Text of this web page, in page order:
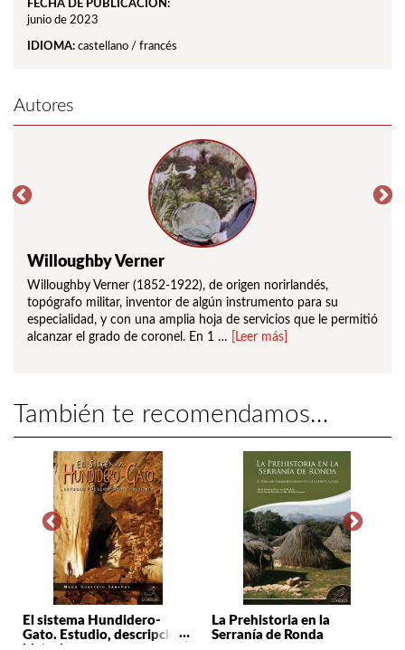
FECHA DE PUBLICACIÓN:
junio de 2023
IDIOMA: castellano / francés
Autores
Willoughby Verner
Willoughby Verner (1852-1922), de origen norirlandés,
topógrafo militar, inventor de algún instrumento para su
especialidad, y con una amplia hoja de servicios que le permitió
alcanzar el grado de coronel. En 1 …
[Leer más]
También te recomendamos…
El sistema Hundidero-
Gato. Estudio, descripción,
La Prehistoria en la
Serranía de Ronda